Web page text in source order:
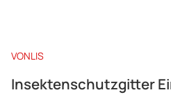
VONLIS
Insektenschutzgitter